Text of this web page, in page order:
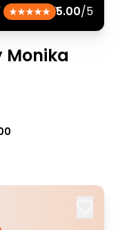
5.00/5
Monika